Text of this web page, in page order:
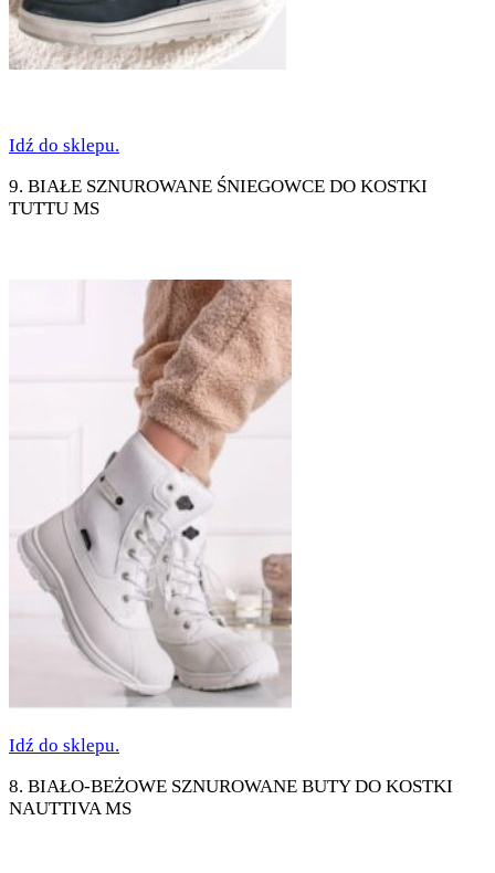
Idź do sklepu.
9. BIAŁE SZNUROWANE ŚNIEGOWCE DO KOSTKI
TUTTU MS
Idź do sklepu.
8. BIAŁO-BEŻOWE SZNUROWANE BUTY DO KOSTKI
NAUTTIVA MS